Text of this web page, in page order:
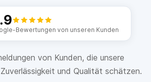
Bewertungen von unseren Kunden
von Kunden, die unsere
und Qualität schätzen.